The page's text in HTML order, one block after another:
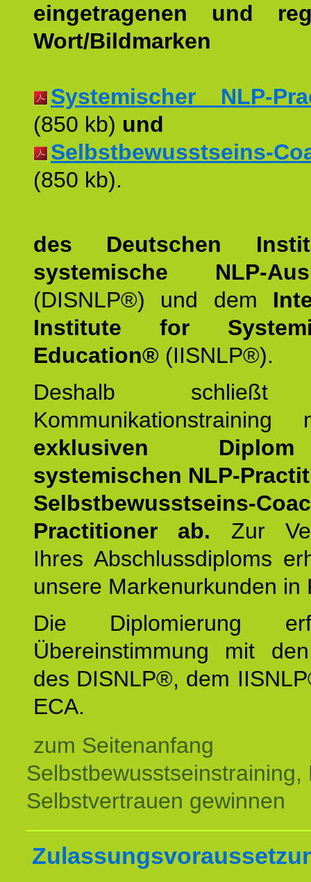
eingetragenen und
Wort/Bildmarken
Systemischer NLP-
(850 kb) und
Selbstbewusstseins-
(850 kb).
des Deutschen
systemische NLP-
(DISNLP®) und dem
Institute for
Education® (IISNLP®).
Deshalb schließt
exklusiven
systemischen NLP-
Selbstbewusstseins-
Practitioner ab. Zur
Ihres Abschlussdiploms
unsere Markenurkunden in
Die Diplomierung
Übereinstimmung mit
des DISNLP®, dem
ECA.
zum Seitenanfang
Selbstbewusstseinstraining,
Selbstvertrauen gewinnen